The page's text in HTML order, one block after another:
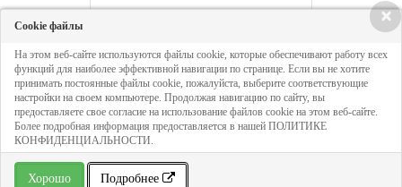
×
Cookie файлы
На этом веб-сайте используются файлы cookie, которые обеспечивают работу всех
функций для наиболее эффективной навигации по странице. Если вы не хотите
принимать постоянные файлы cookie, пожалуйста, выберите соответствующие
настройки на своем компьютере. Продолжая навигацию по сайту, вы
предоставляете свое согласие на использование файлов cookie на этом веб-сайте.
Более подробная информация предоставляется в нашей ПОЛИТИКЕ
КОНФИДЕНЦИАЛЬНОСТИ.
Хорошо Подробнее